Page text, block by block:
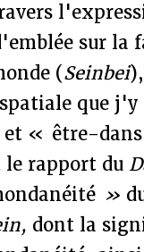
sur la
(Seinbei
que j'y
et « être-
rapport du
»
dont la